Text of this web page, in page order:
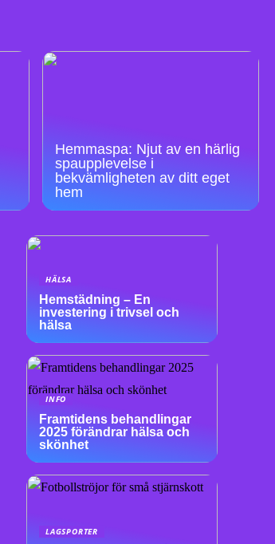
Hemmaspa: Njut av en härlig
spaupplevelse i
bekvämligheten av ditt eget
hem
HÄLSA
Hemstädning – En
investering i trivsel och
hälsa
INFO
Framtidens behandlingar
2025 förändrar hälsa och
skönhet
LAGSPORTER